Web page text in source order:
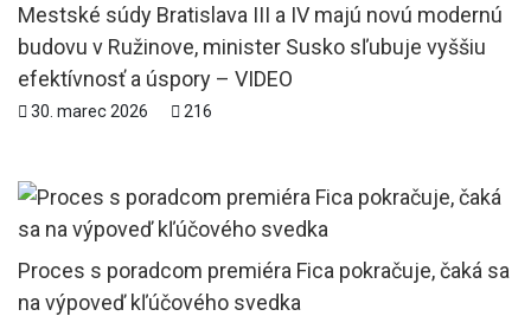
Mestské súdy Bratislava III a IV majú novú modernú
budovu v Ružinove, minister Susko sľubuje vyššiu
efektívnosť a úspory – VIDEO
30. marec 2026 216
Proces s poradcom premiéra Fica pokračuje, čaká sa
na výpoveď kľúčového svedka